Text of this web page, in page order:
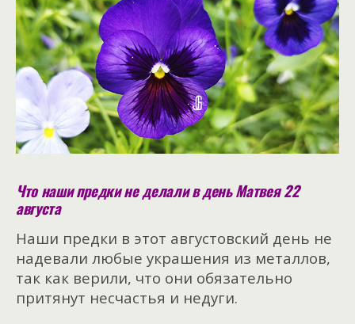
Что наши предки не делали в день Матвея 22
августа
Наши предки в этот августовский день не
надевали любые украшения из металлов,
так как верили, что они обязательно
притянут несчастья и недуги.